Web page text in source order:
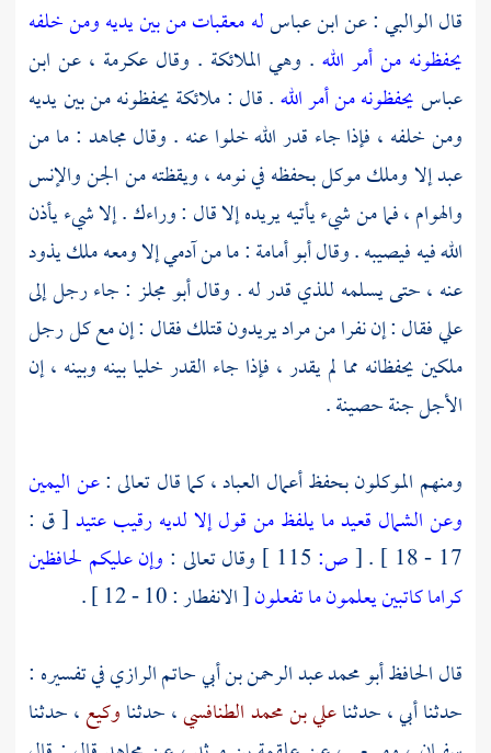
قالالوالبي: عنابن عباسله معقبات من بين يديه ومن خلفه
يحفظونه من أمر الله . وهي الملائكة . وقال عكرمة ، عن ابن
عباسيحفظونه من أمر الله. قال : ملائكة يحفظونه من بين يديه
ومن خلفه ، فإذا جاء قدر الله خلوا عنه . وقالمجاهد : ما من
عبد إلا وملك موكل بحفظه في نومه ، ويقظته من الجن والإنس
والهوام ، فما من شيء يأتيه يريده إلا قال : وراءك . إلا شيء يأذن
الله فيه فيصيبه . وقالأبو أمامة: ما من آدمي إلا ومعه ملك يذود
عنه ، حتى يسلمه للذي قدر له . وقالأبو مجلز : جاء رجل إلى
عليفقال : إن نفرا من مراد يريدون قتلك فقال : إن مع كل رجل
ملكين يحفظانه مما لم يقدر ، فإذا جاء القدر خليا بينه وبينه ، إن
الأجل جنة حصينة .
ومنهم الموكلون بحفظ أعمال العباد ، كما قال تعالى :عن اليمين
وعن الشمال قعيد ما يلفظ من قول إلا لديه رقيب عتيد[ ق :
17 - 18 ] .
[ص: وقال تعالى : وإن عليكم لحافظين
كراما كاتبين يعلمون ما تفعلون[ الانفطار : 10 - 12 ] .
قال الحافظأبو محمد عبد الرحمن بن أبي حاتم الرازيفي تفسيره :
حدثنا أبي ، حدثناعلي بن محمد الطنافسي، حدثناوكيع، حدثنا